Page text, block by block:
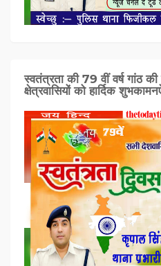
स्वतंत्रता की 79 वीं वर्ष गांठ
क्षेत्रवासियों को हार्दिक